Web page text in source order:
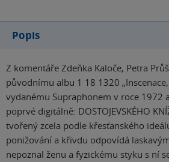
Popis
Z komentáře Zdeňka Kaloče, Petra
původnímu albu 1 18 1320
vydanému Supraphonem v roce 1972
poprvé digitálně: DOSTOJEVSKÉHO
tvořený zcela podle křesťanského
ponižování a křivdu odpovídá
nepoznal ženu a fyzickému styku s ní